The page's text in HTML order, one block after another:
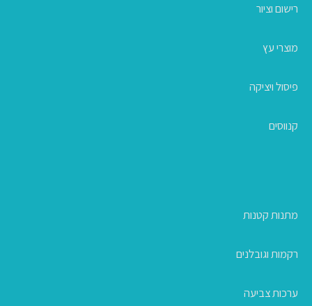
רישום וציור
מוצרי עץ
פיסול ויציקה
קנווסים
מתנות קטנות
רקמות וגובלנים
ערכות צביעה